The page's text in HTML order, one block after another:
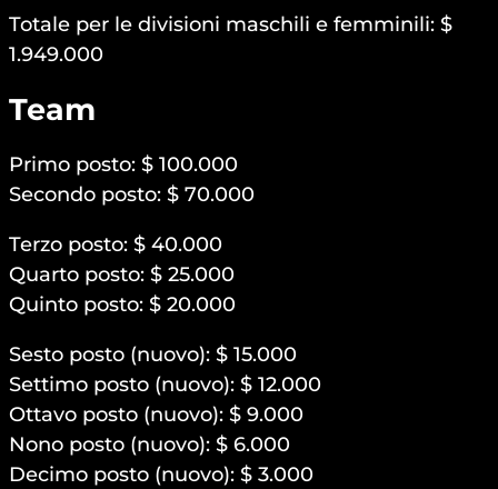
Totale per le divisioni maschili e femminili: $
1.949.000
Team
Primo posto: $ 100.000
Secondo posto: $ 70.000
Terzo posto: $ 40.000
Quarto posto: $ 25.000
Quinto posto: $ 20.000
Sesto posto (nuovo): $ 15.000
Settimo posto (nuovo): $ 12.000
Ottavo posto (nuovo): $ 9.000
Nono posto (nuovo): $ 6.000
Decimo posto (nuovo): $ 3.000